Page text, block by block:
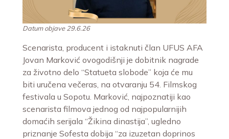
Datum objave 29.6.26
Scenarista, producent i istaknuti član UFUS AFA
Jovan Marković ovogodišnji je dobitnik nagrade
za životno delo “Statueta slobode” koja će mu
biti uručena večeras, na otvaranju 54. Filmskog
festivala u Sopotu. Marković, najpoznatiji kao
scenarista filmova jednog od najpopularnijih
domaćih serijala “Žikina dinastija”, ugledno
priznanje Sofesta dobija “za izuzetan doprinos